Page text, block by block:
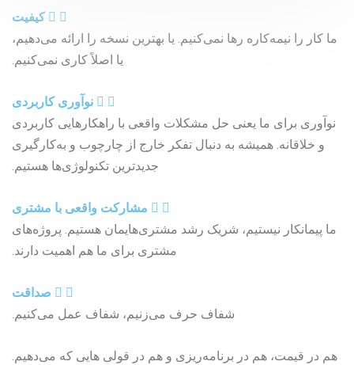
کیفیت
ما کار را نیمه‌کاره رها نمی‌کنیم. یا بهترین نسخه را ارائه می‌دهیم،
یا اصلاً کاری نمی‌کنیم.
نوآوری کاربردی
نوآوری برای ما یعنی حل مشکلات واقعی با راهکارهایی کاربردی
و خلاقانه. همیشه به دنبال تفکر خارج از چارچوب و به‌کارگیری
جدیدترین تکنولوژی‌ها هستیم.
مشارکت واقعی با مشتری
ما پیمانکار نیستیم، شریک رشد مشتری‌هایمان هستیم. پروژه‌های
مشتری برای ما هم اهمیت دارند.
صداقت
شفاف حرف می‌زنیم، شفاف عمل می‌کنیم.
هم در قیمت، هم در برنامه‌ریزی و هم در قولی هایی که می‌دهیم.